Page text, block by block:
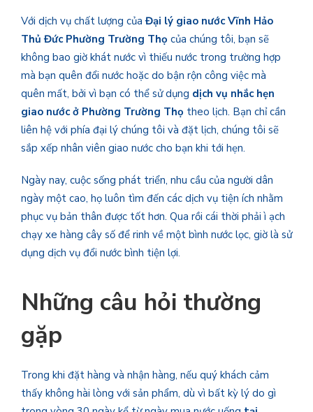
Với dịch vụ chất lượng củaĐại lý giao nước Vĩnh Hảo
Thủ Đức Phường Trường Thọ của chúng tôi, bạn sẽ
không bao giờ khát nước vì thiếu nước trong trường hợp
mà bạn quên đổi nước hoặc do bận rộn công việc mà
quên mất, bởi vì bạn có thể sử dụng dịch vụ nhắc hẹn
giao nước ở Phường Trường Thọ theo lịch. Bạn chỉ cần
liên hệ với phía đại lý chúng tôi và đặt lịch, chúng tôi sẽ
sắp xếp nhân viên giao nước cho bạn khi tới hẹn.
Ngày nay, cuộc sống phát triển, nhu cầu của người dân
ngày một cao, họ luôn tìm đến các dịch vụ tiện ích nhằm
phục vụ bản thân được tốt hơn. Qua rồi cái thời phải ì ạch
chạy xe hàng cây số để rinh về một bình nước lọc, giờ là sử
dụng dịch vụ đổi nước bình tiện lợi.
Những câu hỏi thường
gặp
Trong khi đặt hàng và nhận hàng, nếu quý khách cảm
thấy không hài lòng với sản phẩm, dù vì bất kỳ lý do gì